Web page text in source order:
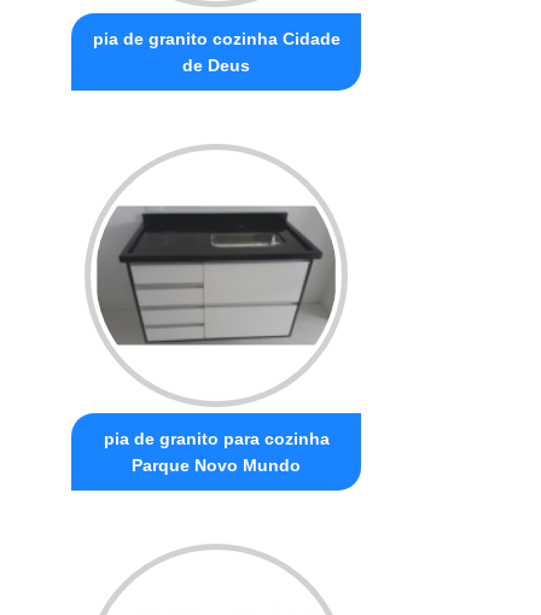
pia de granito cozinha Cidade
de Deus
pia de granito para cozinha
Parque Novo Mundo